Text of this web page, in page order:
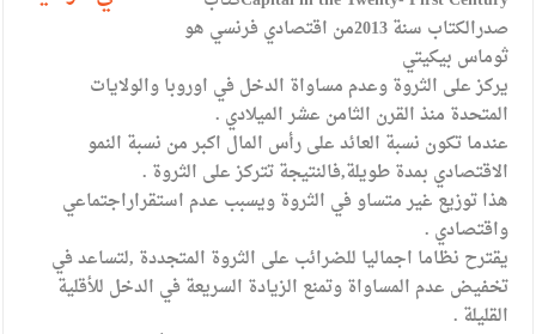
القاضي يلتقي رؤساء تحرير الصحف اليومية ويؤكد حرص مجلس
دعوة المكلفين بخدمة العلم (الدفعة الثالثة) إلى مراجعة منصة خدمة
العلم
الملك يلتقي مجموعة من رفاق السلاح
الملك يتلقى اتصالا هاتفيا من العاهل البحريني
القاضي محمود أحمد فريحات.. مبارك ومزيدا من التوفيق
صدرالكتاب سنة 2013من اقتصادي فرنسي هو
ثوماس بيكيتي
يركز على الثروة وعدم مساواة الدخل في اوروبا والولايات
المتحدة منذ القرن الثامن عشر الميلادي .
عندما تكون نسبة العائد على رأس المال اكبر من نسبة النمو
الاقتصادي بمدة طويلة,فالنتيجة تتركز على الثروة .
هذا توزيع غير متساو في الثروة ويسبب عدم استقراراجتماعي
واقتصادي .
يقترح نظاما اجماليا للضرائب على الثروة المتجددة ,لتساعد في
تخفيض عدم المساواة وتمنع الزيادة السريعة في الدخل للأقلية
القليلة .